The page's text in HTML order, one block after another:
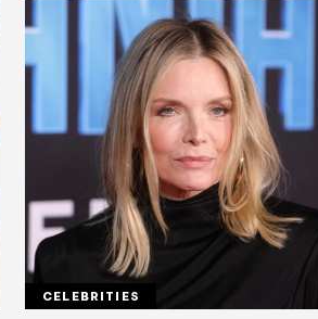
CELEBRITIES